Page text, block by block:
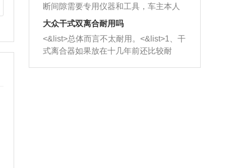
动时，就可以和汽油一起进入到燃烧
室，最后形成废气排出，就可以让三元
催化器得到清洗，排气管堵塞的情况就
能够得到解决。
向。
的间隙扩大，导致机油流入燃烧室中，
造成烧机油。<&list>3、机油粘度。使用
机油粘度过小的话，同样会有烧机油现
象，机油粘度过小具有很好的流动性，
断间隙需要专用仪器和工具，车主本人
无法制作，需要将车辆送到修理厂或4s
店；<&list>2.车辆半轴套管防尘罩破
裂，破裂后会出现漏油现象，使半轴磨
损严重，磨损的半轴容易损坏，产生异
响；<&list>3.稳定器的转向胶套和球头
大众干式双离合耐用吗
<&list>总体而言不太耐用。<&list>1、干
式离合器如果放在十几年前还比较耐